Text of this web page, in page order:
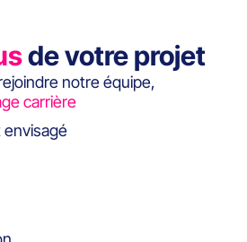
de votre projet
notre équipe,
carrière